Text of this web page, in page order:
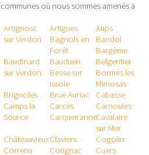
où nous sommes amenés à
Artignosc
sur Verdon
Artigues
Aups
Bagnols en
Forêt
Bandol
Bargème
Baudinard
sur Verdon
Bauduen
Belgentier
Besse sur
Issole
Bormes les
Mimosas
Brignoles Brue Auriac
Cabasse
Camps la
Source
Carcès
Carnoules
CarqueiranneCavalaire
sur Mer
ChâteauvieuxClaviers
Cogolin
Correns Cotignac
Cuers